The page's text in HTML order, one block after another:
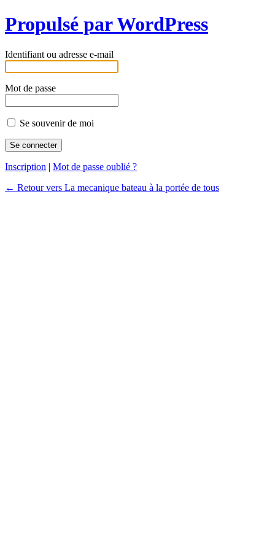
Propulsé par WordPress
Identifiant ou adresse e-mail
Mot de passe
Se souvenir de moi
Inscription | Mot de passe oublié ?
← Retour vers La mecanique bateau à la portée de tous